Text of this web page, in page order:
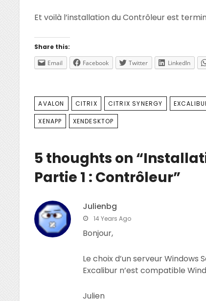
Et voilà l’installation du Contrôleur est
Share this:
Email
Facebook Twitter LinkedIn
TAGS
AVALON CITRIX CITRIX SYNERGY
XENAPP XENDESKTOP
5 thoughts on “
Partie 1 : Contrôleur”
Julienbg
says:14 Years Ago
Bonjour,
Le choix d’un serveur Windows
Excalibur n’est compatible
Julien